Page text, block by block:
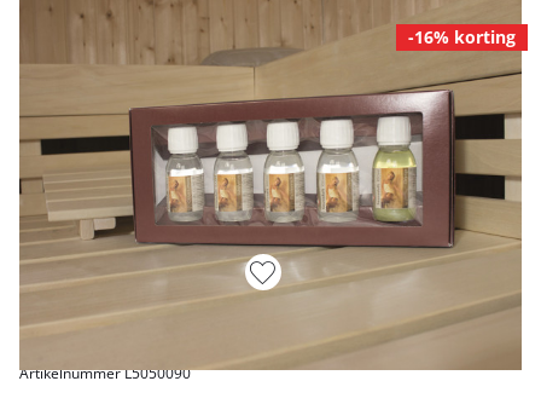
-16% korting
Artikelnummer L5050090